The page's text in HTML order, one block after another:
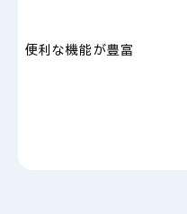
便利な機能が豊富